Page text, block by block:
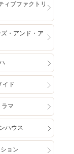
ィブファクトリ
・アンド・ア
イド
マ
ハウス
ョン